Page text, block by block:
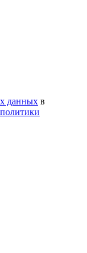
данных в
политики